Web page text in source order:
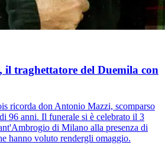
traghettatore del Duemila con
ricorda don Antonio Mazzi, scomparso
96 anni. Il funerale si è celebrato il 3
di Milano alla presenza di
hanno voluto rendergli omaggio.